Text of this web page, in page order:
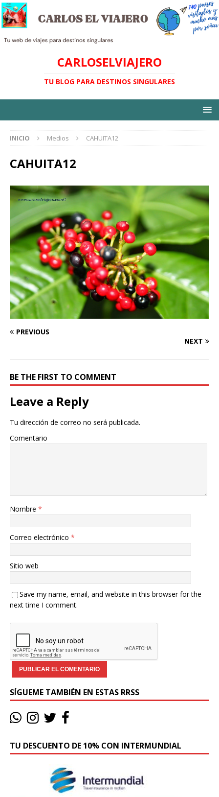
CARLOSELVIAJERO
TU BLOG PARA DESTINOS SINGULARES
INICIO Medios CAHUITA12
CAHUITA12
PREVIOUS
NEXT
BE THE FIRST TO COMMENT
Leave a Reply
Tu dirección de correo no será publicada.
Comentario
Nombre *
Correo electrónico *
Sitio web
Save my name, email, and website in this browser for the
next time I comment.
SÍGUEME TAMBIÉN EN ESTAS RRSS
TU DESCUENTO DE 10% CON INTERMUNDIAL